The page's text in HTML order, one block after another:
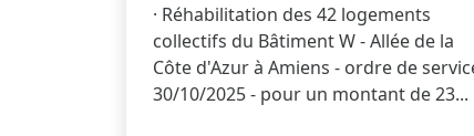
· Réhabilitation des 42 logements
collectifs du Bâtiment W - Allée de la
Côte d'Azur à Amiens - ordre de
30/10/2025 - pour un montant de 23...